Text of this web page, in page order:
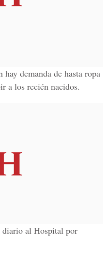
demanda de hasta ropa
a los recién nacidos.
diario al Hospital por